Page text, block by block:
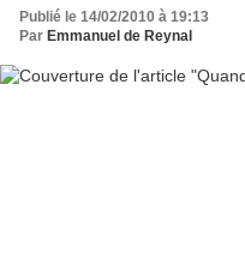
Publié le 14/02/2010 à 19:13
Par Emmanuel de Reynal